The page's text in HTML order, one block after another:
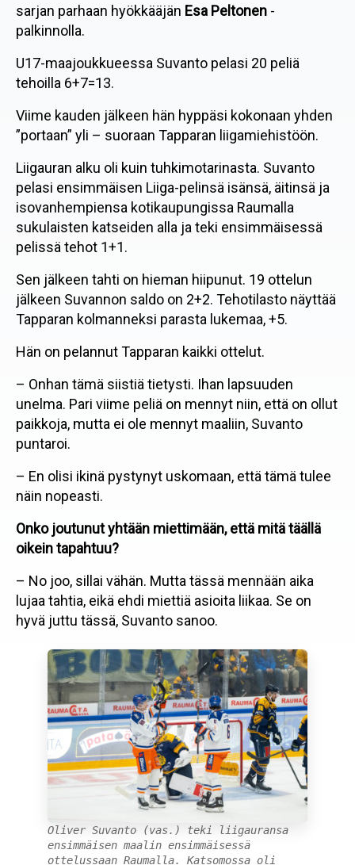
sarjan parhaan hyökkääjän Esa Peltonen -
palkinnolla.
U17-maajoukkueessa Suvanto pelasi 20 peliä
tehoilla 6+7=13.
Viime kauden jälkeen hän hyppäsi kokonaan yhden
”portaan” yli – suoraan Tapparan liigamiehistöön.
Liigauran alku oli kuin tuhkimotarinasta. Suvanto
pelasi ensimmäisen Liiga-pelinsä isänsä, äitinsä ja
isovanhempiensa kotikaupungissa Raumalla
sukulaisten katseiden alla ja teki ensimmäisessä
pelissä tehot 1+1.
Sen jälkeen tahti on hieman hiipunut. 19 ottelun
jälkeen Suvannon saldo on 2+2. Tehotilasto näyttää
Tapparan kolmanneksi parasta lukemaa, +5.
Hän on pelannut Tapparan kaikki ottelut.
– Onhan tämä siistiä tietysti. Ihan lapsuuden
unelma. Pari viime peliä on mennyt niin, että on ollut
paikkoja, mutta ei ole mennyt maaliin, Suvanto
puntaroi.
– En olisi ikinä pystynyt uskomaan, että tämä tulee
näin nopeasti.
Onko joutunut yhtään miettimään, että mitä täällä
oikein tapahtuu?
– No joo, sillai vähän. Mutta tässä mennään aika
lujaa tahtia, eikä ehdi miettiä asioita liikaa. Se on
hyvä juttu tässä, Suvanto sanoo.
Oliver Suvanto (vas.) teki liigauransa
ensimmäisen maalin ensimmäisessä
ottelussaan Raumalla. Katsomossa oli